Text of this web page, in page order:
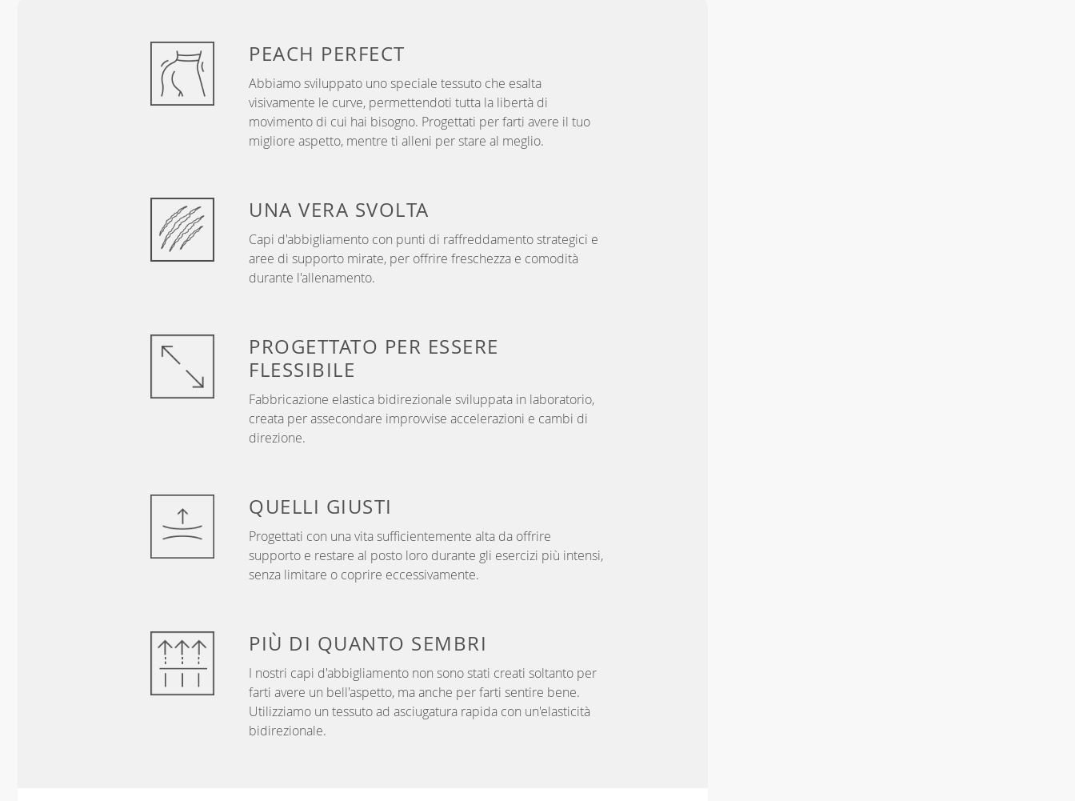
PEACH PERFECT
Abbiamo sviluppato uno speciale tessuto che esalta
visivamente le curve, permettendoti tutta la libertà di
movimento di cui hai bisogno. Progettati per farti avere il tuo
migliore aspetto, mentre ti alleni per stare al meglio.
UNA VERA SVOLTA
Capi d'abbigliamento con punti di raffreddamento strategici e
aree di supporto mirate, per offrire freschezza e comodità
durante l'allenamento.
PROGETTATO PER ESSERE
FLESSIBILE
Fabbricazione elastica bidirezionale sviluppata in laboratorio,
creata per assecondare improvvise accelerazioni e cambi di
direzione.
QUELLI GIUSTI
Progettati con una vita sufficientemente alta da offrire
supporto e restare al posto loro durante gli esercizi più intensi,
senza limitare o coprire eccessivamente.
PIÙ DI QUANTO SEMBRI
I nostri capi d'abbigliamento non sono stati creati soltanto per
farti avere un bell'aspetto, ma anche per farti sentire bene.
Utilizziamo un tessuto ad asciugatura rapida con un'elasticità
bidirezionale.